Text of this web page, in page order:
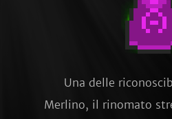
Una delle
Merlino, il rinomato